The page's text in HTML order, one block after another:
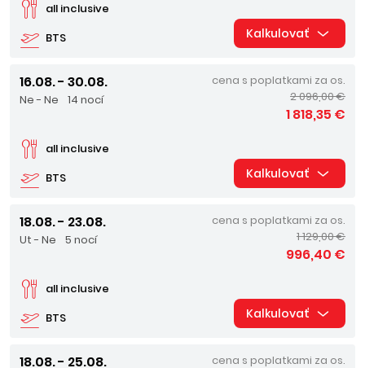
BTS
all inclusive
Kalkulovať
16.08. - 30.08.
Ne - Ne 14 nocí
BTS
all inclusive
cena s poplatkami za os.
2 096,00 €
1 818,35 €
Kalkulovať
18.08. - 23.08.
Ut - Ne 5 nocí
BTS
all inclusive
cena s poplatkami za os.
1 129,00 €
996,40 €
Kalkulovať
18.08. - 25.08.
cena s poplatkami za os.